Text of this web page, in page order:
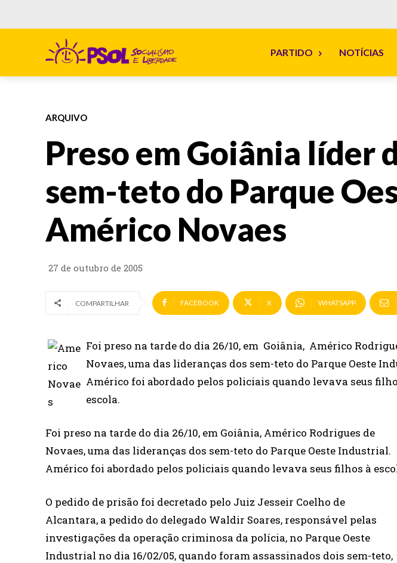
PARTIDO NOTÍCIAS
ARQUIVO
Preso em Goiânia líder
sem-teto do Parque
Américo Novaes
27 de outubro de 2005
COMPARTILHAR FACEBOOK X WHATSAPP
Foi preso na tarde do dia 26/10, em Goiânia, Américo
Novaes, uma das lideranças dos sem-teto do Parque Oeste
Américo foi abordado pelos policiais quando levava seus
escola.
Foi preso na tarde do dia 26/10, em Goiânia, Américo Rodrigues de
Novaes, uma das lideranças dos sem-teto do Parque Oeste Industrial.
Américo foi abordado pelos policiais quando levava seus filhos à
O pedido de prisão foi decretado pelo Juiz Jesseir Coelho de
Alcantara, a pedido do delegado Waldir Soares, responsável pelas
investigações da operação criminosa da polícia, no Parque Oeste
Industrial no dia 16/02/05, quando foram assassinados dois sem-teto,